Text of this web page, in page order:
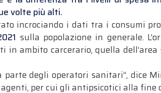
volte più alti.
incrociando i dati tra i consumi
sulla popolazione in generale.
in ambito carcerario, quella
parte degli operatori sanitari”, dice
per cui gli antipsicotici alla fine